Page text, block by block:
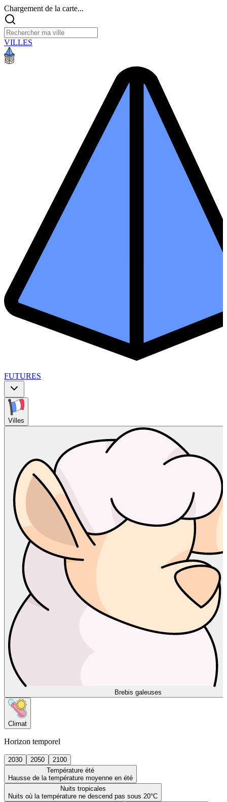
Chargement de la carte...
VILLES
FUTURES
Villes
Brebis galeuses
Climat
Horizon temporel
2030 2050
2100
Température été
Hausse de la température moyenne en été
Nuits tropicales
Nuits où la température ne descend pas sous 20°C